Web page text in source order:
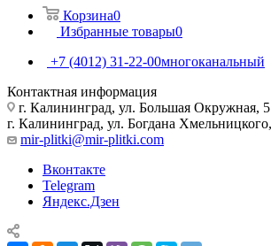
Корзина0
Избранные товары0
+7 (4012) 31-22-00многоканальный
Контактная информация
г. Калининград, ул. Большая Окружная, 5
г. Калининград, ул. Богдана
mir-plitki@mir-plitki.com
Вконтакте
Telegram
Яндекс.Дзен